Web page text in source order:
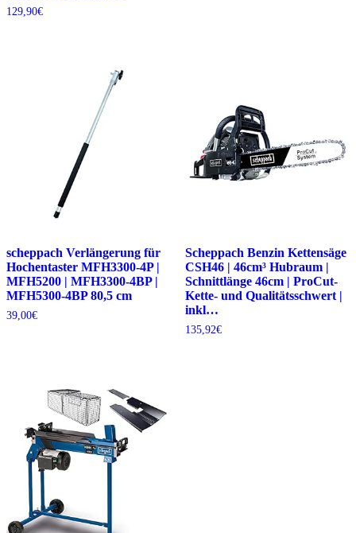
129,90€
scheppach Verlängerung für
Hochentaster MFH3300-4P |
MFH5200 | MFH3300-4BP |
MFH5300-4BP 80,5 cm
39,00€
Scheppach Benzin Kettensäge
CSH46 | 46cm³ Hubraum |
Schnittlänge 46cm | ProCut-
Kette- und Qualitätsschwert |
inkl…
135,92€